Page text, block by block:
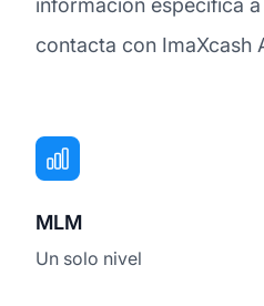
información específica
contacta con ImaXcash
MLM
Un solo nivel